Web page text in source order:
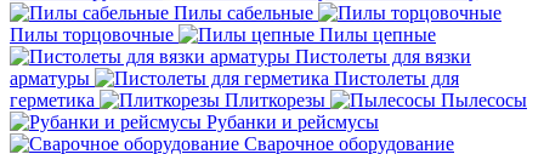
Пилы сабельные
Пилы торцовочные
Пилы цепные
Пистолеты для вязки
арматуры
Пистолеты для
герметика
Плиткорезы
Пылесосы
Рубанки и рейсмусы
Сварочное оборудование